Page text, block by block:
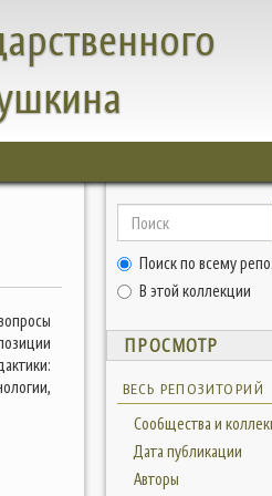
Поиск по всему
В этой коллекции
ПРОСМОТР
ВЕСЬ РЕПОЗИТОРИЙ
Сообщества и
Дата публикации
Авторы